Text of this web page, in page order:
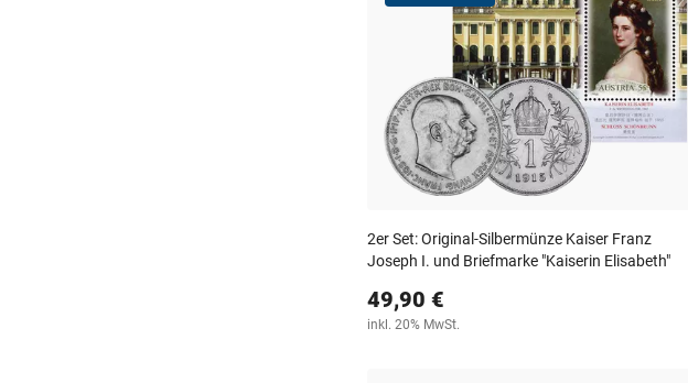
2er Set: Original-Silbermünze Kaiser Franz
Joseph I. und Briefmarke "Kaiserin Elisabeth"
49,90 €
inkl. 20% MwSt.